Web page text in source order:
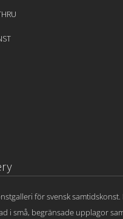
för svensk
i små, begränsade upplagor